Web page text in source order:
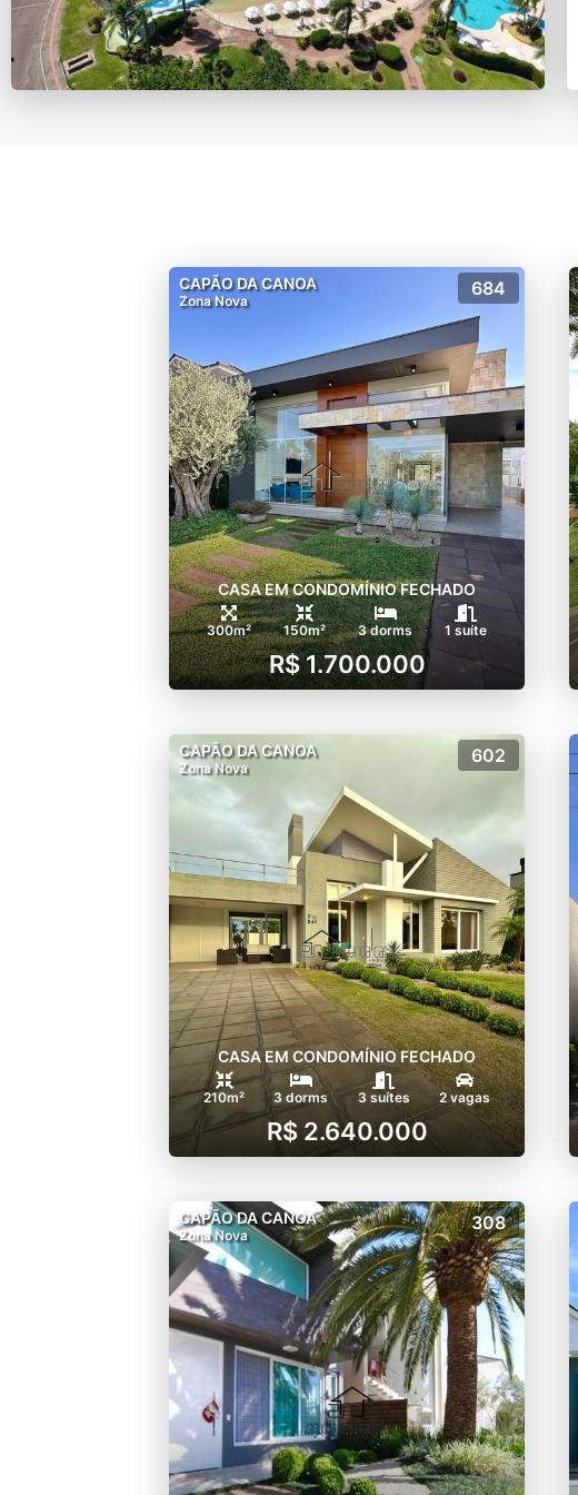
CAPÃO DA CANOA
Zona Nova
684
CASA EM CONDOMÍNIO FECHADO
300m² 150m² 3 dorms 1 suíte
R$ 1.700.000
CAPÃO DA CANOA
Zona Nova
602
CASA EM CONDOMÍNIO FECHADO
210m² 3 dorms 3 suítes 2 vagas
R$ 2.640.000
CAPÃO DA CANOA
Zona Nova
308